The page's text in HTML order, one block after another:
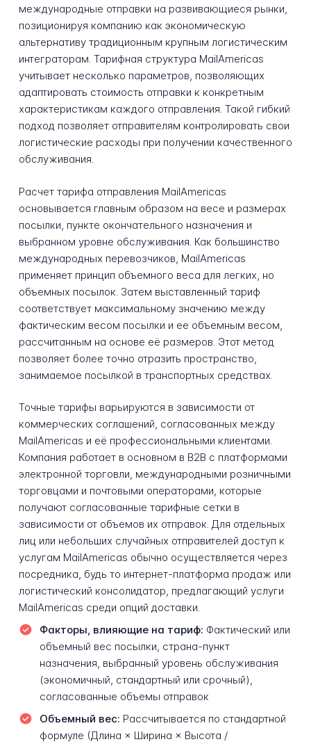
международные отправки на развивающиеся рынки,
позиционируя компанию как экономическую
альтернативу традиционным крупным логистическим
интеграторам. Тарифная структура MailAmericas
учитывает несколько параметров, позволяющих
адаптировать стоимость отправки к конкретным
характеристикам каждого отправления. Такой гибкий
подход позволяет отправителям контролировать свои
логистические расходы при получении качественного
обслуживания.
Расчет тарифа отправления MailAmericas
основывается главным образом на весе и размерах
посылки, пункте окончательного назначения и
выбранном уровне обслуживания. Как большинство
международных перевозчиков, MailAmericas
применяет принцип объемного веса для легких, но
объемных посылок. Затем выставленный тариф
соответствует максимальному значению между
фактическим весом посылки и ее объемным весом,
рассчитанным на основе её размеров. Этот метод
позволяет более точно отразить пространство,
занимаемое посылкой в транспортных средствах.
Точные тарифы варьируются в зависимости от
коммерческих соглашений, согласованных между
MailAmericas и её профессиональными клиентами.
Компания работает в основном в B2B с платформами
электронной торговли, международными розничными
торговцами и почтовыми операторами, которые
получают согласованные тарифные сетки в
зависимости от объемов их отправок. Для отдельных
лиц или небольших случайных отправителей доступ к
услугам MailAmericas обычно осуществляется через
посредника, будь то интернет-платформа продаж или
логистический консолидатор, предлагающий услуги
MailAmericas среди опций доставки.
Факторы, влияющие на тариф: Фактический или
объемный вес посылки, страна-пункт
назначения, выбранный уровень обслуживания
(экономичный, стандартный или срочный),
согласованные объемы отправок
Объемный вес: Рассчитывается по стандартной
формуле (Длина × Ширина × Высота /